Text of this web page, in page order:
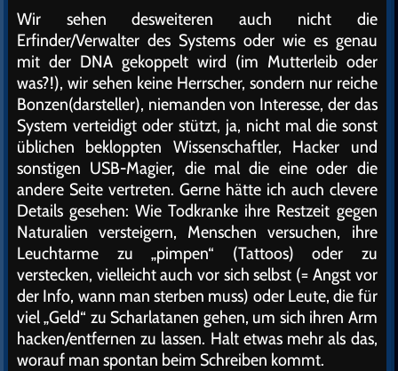
Wir sehen desweiteren auch nicht die
Erfinder/Verwalter des Systems oder wie es genau
mit der DNA gekoppelt wird (im Mutterleib oder
was?!), wir sehen keine Herrscher, sondern nur reiche
Bonzen(darsteller), niemanden von Interesse, der das
System verteidigt oder stützt, ja, nicht mal die sonst
üblichen bekloppten Wissenschaftler, Hacker und
sonstigen USB-Magier, die mal die eine oder die
andere Seite vertreten. Gerne hätte ich auch clevere
Details gesehen: Wie Todkranke ihre Restzeit gegen
Naturalien versteigern, Menschen versuchen, ihre
Leuchtarme zu „pimpen“ (Tattoos) oder zu
verstecken, vielleicht auch vor sich selbst (= Angst vor
der Info, wann man sterben muss) oder Leute, die für
viel „Geld“ zu Scharlatanen gehen, um sich ihren Arm
hacken/entfernen zu lassen. Halt etwas mehr als das,
worauf man spontan beim Schreiben kommt.